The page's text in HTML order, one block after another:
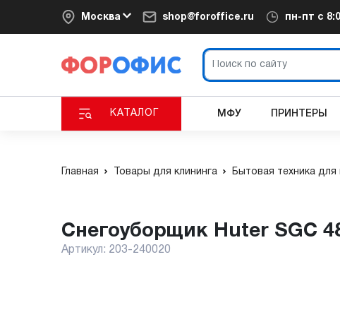
Москва shop@foroffice.ru пн-пт с
КАТАЛОГ МФУ ПРИНТЕРЫ
Главная Товары для клининга Бытовая техника для
Снегоуборщик Huter SGC
Артикул: 203-240020